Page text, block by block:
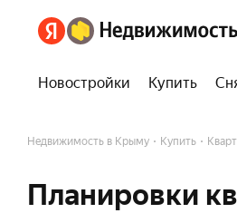
Новостройки Купить
Недвижимость в Крыму Купить
Планировки